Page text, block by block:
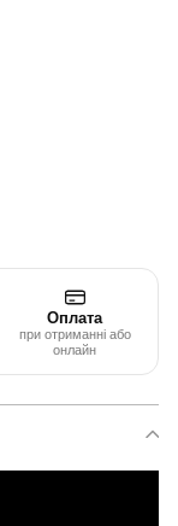
Оплата
при отриманні або
онлайн